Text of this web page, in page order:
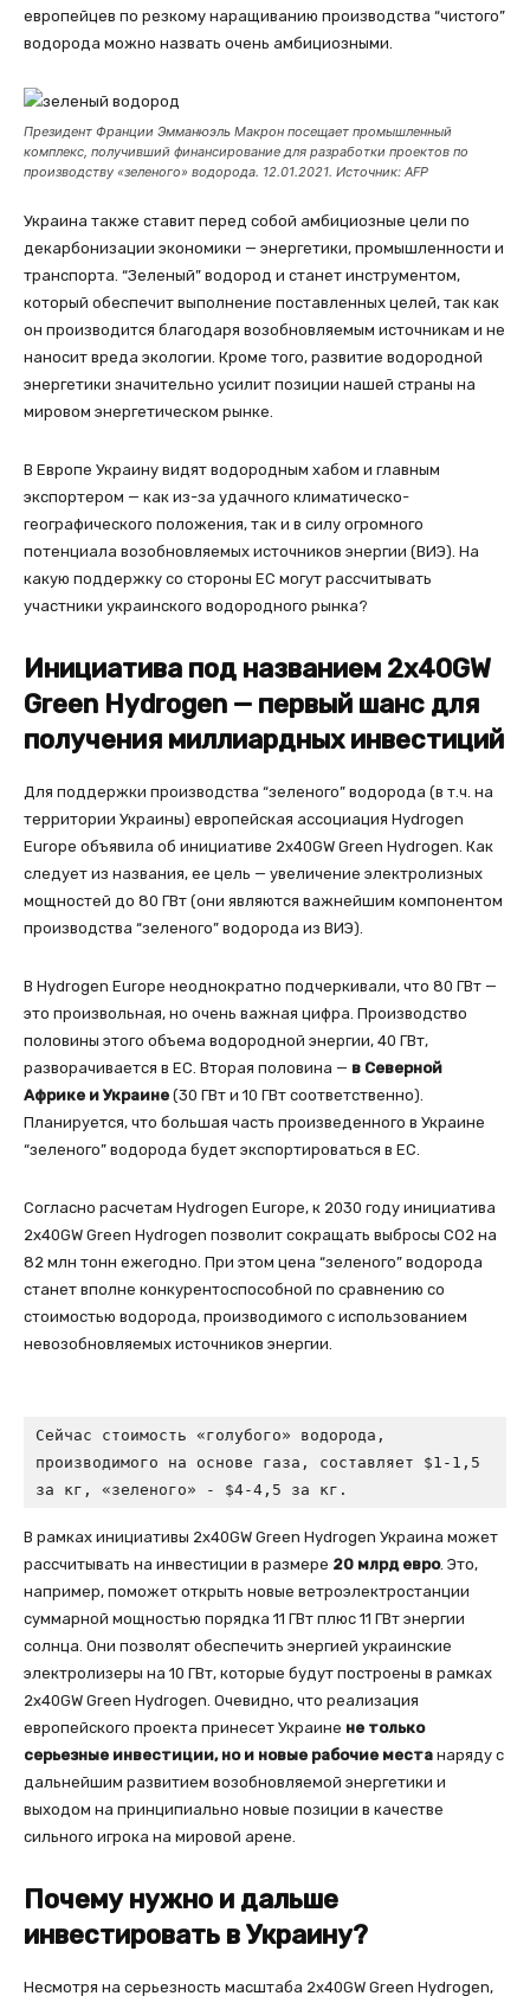
европейцев по резкому наращиванию производства “чистого”
водорода можно назвать очень амбициозными.
Президент Франции Эмманюэль Макрон посещает промышленный
комплекс, получивший финансирование для разработки проектов по
производству «зеленого» водорода. 12.01.2021. Источник: AFP
Украина также ставит перед собой амбициозные цели по
декарбонизации экономики — энергетики, промышленности и
транспорта. “Зеленый” водород и станет инструментом,
который обеспечит выполнение поставленных целей, так как
он производится благодаря возобновляемым источникам и не
наносит вреда экологии. Кроме того, развитие водородной
энергетики значительно усилит позиции нашей страны на
мировом энергетическом рынке.
В Европе Украину видят водородным хабом и главным
экспортером — как из-за удачного климатическо-
географического положения, так и в силу огромного
потенциала возобновляемых источников энергии (ВИЭ). На
какую поддержку со стороны ЕС могут рассчитывать
участники украинского водородного рынка?
Инициатива под названием 2x40GW
Green Hydrogen — первый шанс для
получения миллиардных инвестиций
Для поддержки производства “зеленого” водорода (в т.ч. на
территории Украины) европейская ассоциация Hydrogen
Europe объявила об инициативе 2x40GW Green Hydrogen. Как
следует из названия, ее цель — увеличение электролизных
мощностей до 80 ГВт (они являются важнейшим компонентом
производства “зеленого” водорода из ВИЭ).
В Hydrogen Europe неоднократно подчеркивали, что 80 ГВт —
это произвольная, но очень важная цифра. Производство
половины этого объема водородной энергии, 40 ГВт,
разворачивается в ЕС. Вторая половина — в Северной
Африке и Украине (30 ГВт и 10 ГВт соответственно).
Планируется, что большая часть произведенного в Украине
“зеленого” водорода будет экспортироваться в ЕС.
Согласно расчетам Hydrogen Europe, к 2030 году инициатива
2x40GW Green Hydrogen позволит сокращать выбросы CO2 на
82 млн тонн ежегодно. При этом цена “зеленого” водорода
станет вполне конкурентоспособной по сравнению со
стоимостью водорода, производимого с использованием
невозобновляемых источников энергии.
Сейчас стоимость «голубого» водорода,
производимого на основе газа, составляет $1-1,5
за кг, «зеленого» - $4-4,5 за кг.
В рамках инициативы 2x40GW Green Hydrogen Украина может
рассчитывать на инвестиции в размере 20 млрд евро. Это,
например, поможет открыть новые ветроэлектростанции
суммарной мощностью порядка 11 ГВт плюс 11 ГВт энергии
солнца. Они позволят обеспечить энергией украинские
электролизеры на 10 ГВт, которые будут построены в рамках
2x40GW Green Hydrogen. Очевидно, что реализация
европейского проекта принесет Украине не только
серьезные инвестиции, но и новые рабочие места наряду с
дальнейшим развитием возобновляемой энергетики и
выходом на принципиально новые позиции в качестве
сильного игрока на мировой арене.
Почему нужно и дальше
инвестировать в Украину?
Несмотря на серьезность масштаба 2x40GW Green Hydrogen,